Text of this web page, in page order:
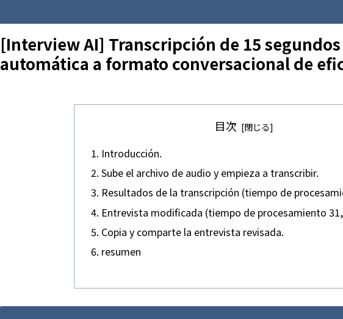
[Interview AI] Transcripción de 15
automática a formato conversacional de
目次
Introducción.
Sube el archivo de audio y empieza a transcribir.
Resultados de la transcripción (tiempo de
Entrevista modificada (tiempo de procesamiento
Copia y comparte la entrevista revisada.
resumen